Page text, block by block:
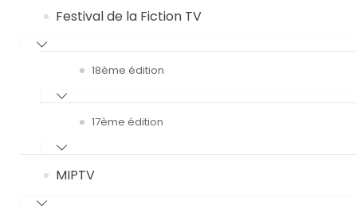
Festival de la Fiction TV
18ème édition
17ème édition
MIPTV